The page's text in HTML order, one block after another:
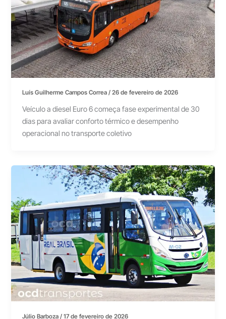
Luís Guilherme Campos Correa/26 de fevereiro de 2026
Veículo a diesel Euro 6 começa fase experimental de 30
dias para avaliar conforto térmico e desempenho
operacional no transporte coletivo
Júlio Barboza/17 de fevereiro de 2026